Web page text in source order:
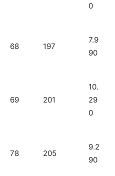
0
68 197
7.9
90
69 201
10.
29
0
78 205
9.2
90